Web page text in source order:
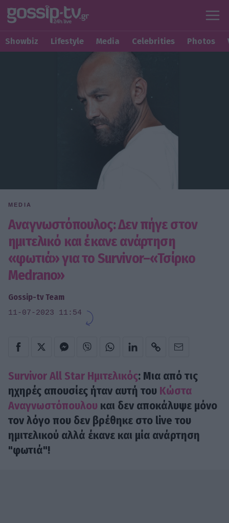
Showbiz Lifestyle Media Celebrities Photos
MEDIA
Αναγνωστόπουλος: Δεν πήγε στον
ημιτελικό και έκανε ανάρτηση
«φωτιά» για το Survivor–«Τσίρκο
Medrano»
Gossip-tv Team
11-07-2023 11:54
Survivor All Star Ημιτελικός: Μια από τις
ηχηρές απουσίες ήταν αυτή του Κώστα
Αναγνωστόπουλου και δεν αποκάλυψε μόνο
τον λόγο που δεν βρέθηκε στο live του
ημιτελικού αλλά έκανε και μία ανάρτηση
"φωτιά"!